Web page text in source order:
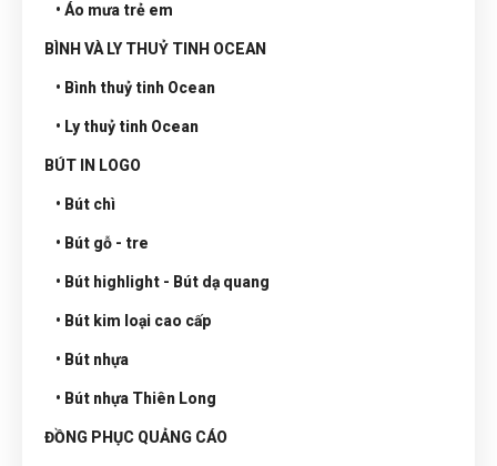
• Áo mưa trẻ em
BÌNH VÀ LY THUỶ TINH OCEAN
• Bình thuỷ tinh Ocean
• Ly thuỷ tinh Ocean
BÚT IN LOGO
• Bút chì
• Bút gỗ - tre
• Bút highlight - Bút dạ quang
• Bút kim loại cao cấp
• Bút nhựa
• Bút nhựa Thiên Long
ĐỒNG PHỤC QUẢNG CÁO